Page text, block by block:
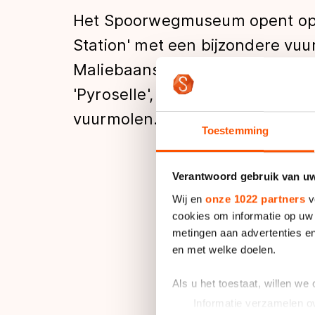
Toestemming
Verantwoord gebruik van
Wij en onze 1022 partners
cookies om informatie op
metingen aan advertenties
en met welke doelen.
Als u het toestaat, willen we
Informatie verzamelen
Tijden & historie
De weg op
Schaatsfans
Olympische
Het Spoorwegmuseum opent
Station' met een bijzondere
Maliebaanstation brengt
'Pyroselle', een
vuurmolen.
Het museum is
loopt van 18
Voor 'Winter
van oliebollen en